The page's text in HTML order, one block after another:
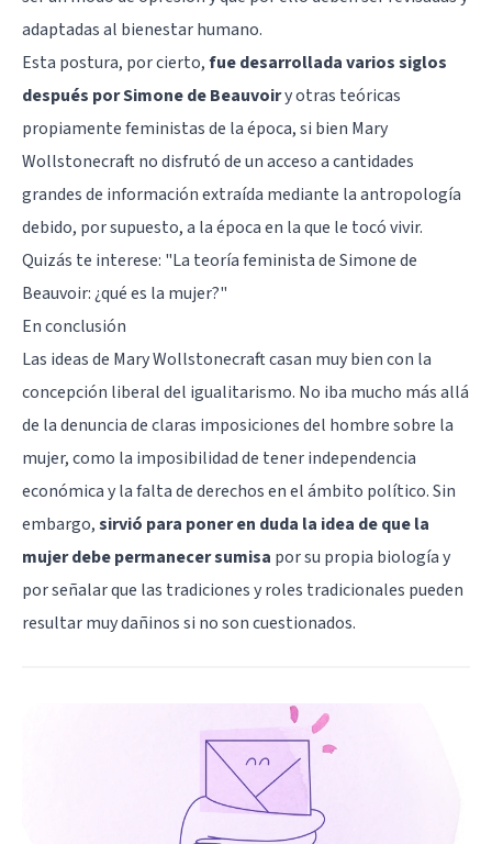
adaptadas al bienestar humano.
Esta postura, por cierto,fue desarrollada varios siglos
después por Simone de Beauvoiry otras teóricas
propiamente feministas de la época, si bien Mary
Wollstonecraft no disfrutó de un acceso a cantidades
grandes de información extraída mediante la antropología
debido, por supuesto, a la época en la que le tocó vivir.
Quizás te interese: "La teoría feminista de Simone de
Beauvoir: ¿qué es la mujer?"
En conclusión
Las ideas de Mary Wollstonecraft casan muy bien con la
concepción liberal del igualitarismo. No iba mucho más allá
de la denuncia de claras imposiciones del hombre sobre la
mujer, como la imposibilidad de tener independencia
económica y la falta de derechos en el ámbito político. Sin
embargo,sirvió para poner en duda la idea de que la
mujer debe permanecer sumisa por su propia biología y
por señalar que las tradiciones y roles tradicionales pueden
resultar muy dañinos si no son cuestionados.